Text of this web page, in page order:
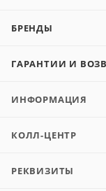
БРЕНДЫ
ГАРАНТИИ И
ИНФОРМАЦИЯ
КОЛЛ-ЦЕНТР
РЕКВИЗИТЫ